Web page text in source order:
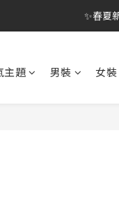
✨春夏
✨春夏
✨購買指定
主題 男裝 女裝